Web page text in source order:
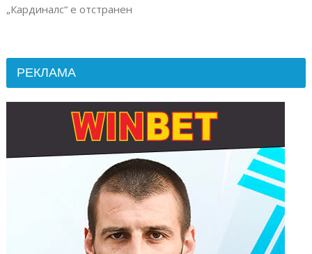
„Кардиналс“ е отстранен
РЕКЛАМА